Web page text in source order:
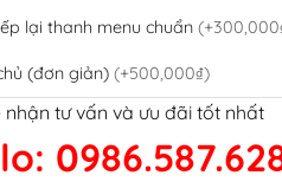
lại thanh menu chuẩn
(đơn giản) (+500,000₫)
Code ngân hàng(+100,000₫)
kết google, cập nhật sitemap
tư vấn và ưu đãi tốt nhất